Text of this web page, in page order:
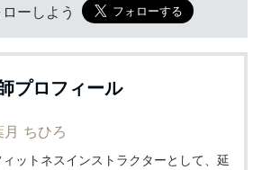
ーしよう
プロフィール
月 ちひろ
ィットネスインストラクターとして、延